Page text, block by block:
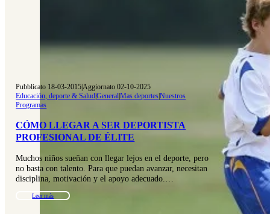
Pubblicato 18-03-2015|Aggiornato 02-10-2025
Educación, deporte & Salud|General|Mas deportes|Nuestros
Programas
CÓMO LLEGAR A SER DEPORTISTA
PROFESIONAL DE ÉLITE
Muchos niños sueñan con llegar lejos en el deporte, pero
no basta con talento. Para que puedan avanzar, necesitan
disciplina, motivación y el apoyo adecuado.…
Leer más